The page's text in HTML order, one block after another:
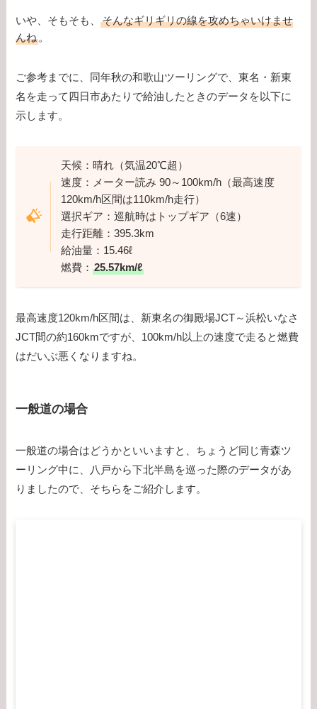
いや、そもそも、そんなギリギリの線を攻めちゃいけませ
んね 。
ご参考までに、同年秋の和歌山ツーリングで、東名・新東
名を走って四日市あたりで給油したときのデータを以下に
示します。
天候：晴れ（気温20℃超）
速度：メーター読み 90～100km/h（最高速度
120km/h区間は110km/h走行）
選択ギア：巡航時はトップギア（6速）
走行距離：395.3km
給油量：15.46ℓ
燃費：25.57km/ℓ
最高速度120km/h区間は、新東名の御殿場JCT～浜松いなさ
JCT間の約160kmですが、100km/h以上の速度で走ると燃費
はだいぶ悪くなりますね。
一般道の場合
一般道の場合はどうかといいますと、ちょうど同じ青森ツ
ーリング中に、八戸から下北半島を巡った際のデータがあ
りましたので、そちらをご紹介します。